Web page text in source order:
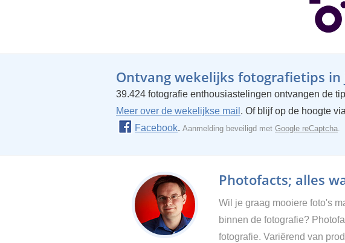
Ontvang wekelijks fotografietips in
39.424 fotografie enthousiastelingen ontvangen de
Meer over de wekelijkse mail . Of blijf op de hoogte via
Facebook. Aanmelding beveiligd met Google reCaptcha.
Photofacts; alles
Wil je graag mooiere foto's
binnen de fotografie?
fotografie. Variërend van